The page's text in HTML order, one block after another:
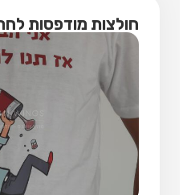
חולצות מודפסות